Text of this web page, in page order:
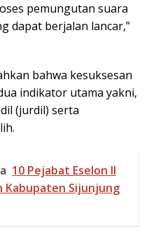
pemungutan suara
dapat berjalan lancar,”
bahwa kesuksesan
indikator utama yakni,
(jurdil) serta
10 Pejabat Eselon II
Kabupaten Sijunjung